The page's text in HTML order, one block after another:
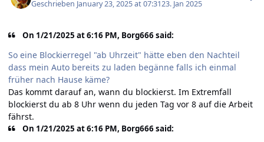
Geschrieben January 23, 2025 at 07:3123. Jan 2025
On 1/21/2025 at 6:16 PM, Borg666 said:
So eine Blockierregel "ab Uhrzeit" hätte eben den Nachteil
dass mein Auto bereits zu laden begänne falls ich einmal
früher nach Hause käme?
Das kommt darauf an, wann du blockierst. Im Extremfall
blockierst du ab 8 Uhr wenn du jeden Tag vor 8 auf die Arbeit
fährst.
On 1/21/2025 at 6:16 PM, Borg666 said: